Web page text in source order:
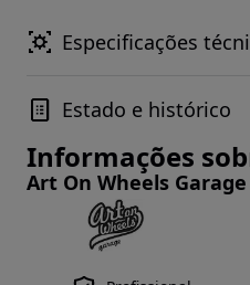
Especificações
Estado e histórico
Informações
Art On Wheels Garage